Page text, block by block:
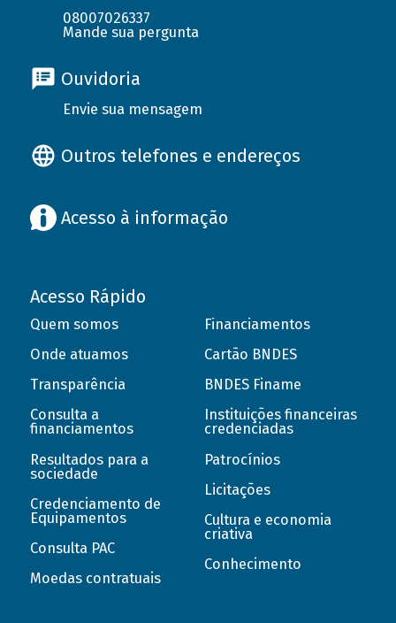
08007026337
Mande sua pergunta
Ouvidoria
Envie sua mensagem
Outros telefones e endereços
Acesso à informação
Acesso Rápido
Quem somos
Onde atuamos
Transparência
Consulta a
financiamentos
Resultados para a
sociedade
Credenciamento de
Equipamentos
Consulta PAC
Moedas contratuais
Financiamentos
Cartão BNDES
BNDES Finame
Instituições financeiras
credenciadas
Patrocínios
Licitações
Cultura e economia
criativa
Conhecimento